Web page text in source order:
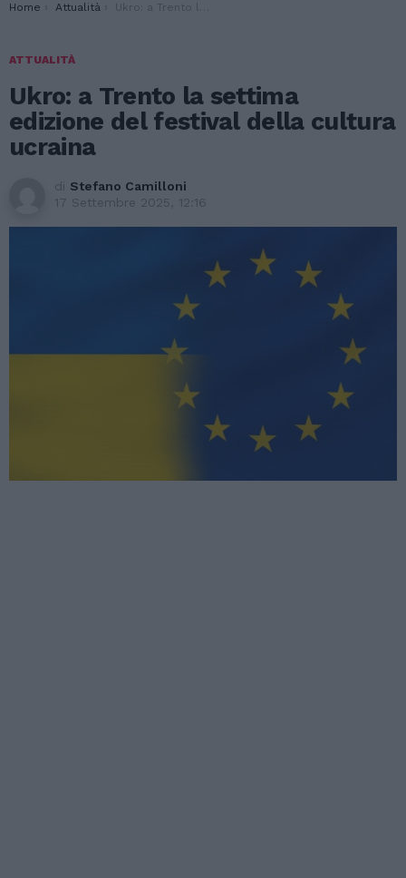
You are here:
Home Attualità Ukro: a Trento la settima edizione del festival della cultura ucraina
ATTUALITÀ
Ukro: a Trento la settima
edizione del festival della cultura
ucraina
di Stefano Camilloni
17 Settembre 2025, 12:16